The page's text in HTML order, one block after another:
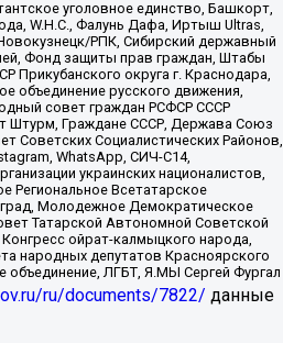
уголовное единство, Башкорт,
W.H.С., Фалунь Дафа, Иртыш Ultras,
РПК, Сибирский державный
Фонд защиты прав граждан, Штабы
Прикубанского округа г. Краснодара,
объединение русского движения,
совет граждан РСФСР СССР
Штурм, Граждане СССР, Держава Союз
Советских Социалистических Районов,
WhatsApp, СИЧ-С14,
украинских националистов,
Региональное Всетатарское
Молодежное Демократическое
Татарской Автономной Советской
ойрат-калмыцкого народа,
народных депутатов Красноярского
объединение, ЛГБТ, Я.МЫ Сергей Фургал
ru/documents/7822/ данные